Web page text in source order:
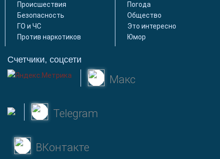
Происшествия
Безопасность
ГО и ЧС
Против наркотиков
Погода
Общество
Это интересно
Юмор
Счетчики, соцсети
Макс
Telegram
ВКонтакте